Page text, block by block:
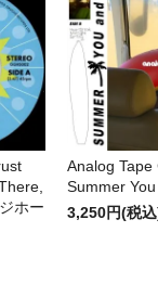
ホー
Analog Tape
Summer
3,250円(税